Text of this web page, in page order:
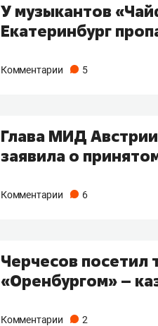
У музыкантов
Екатеринбург
Комментарии 5
Глава МИД
заявила о
Комментарии 6
Черчесов посетил
«Оренбургом» –
Комментарии 2